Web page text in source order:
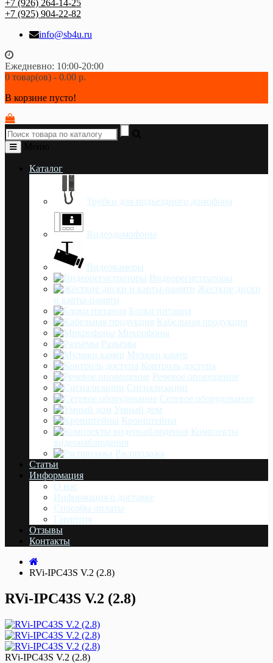
+7 (926) 264-14-25
+7 (925) 904-22-82
info@sb4u.ru
Ежедневно: 10:00-20:00
0 товар(ов) - 0.00 р.
В корзине пусто!
Каталог
Трубки для подъездного домофона
Видеодомофоны
Видеокамеры
Видеорегистраторы
Жёсткие диски
и карты-памяти
Блоки питания
Кабельная продукция
Микрофоны
Разъёмы
Муляжи камер
Контроль доступа
Речевое оповещение
Сигнализации
Сетевое оборудование
Умный дом
Кронштейны
Комплекты
видеонаблюдения
Распродажа
Статьи
Информация
О нас
Информация о доставке
Cпособы оплаты
Гарантия
Отзывы
Контакты
RVi-IPC43S V.2 (2.8)
RVi-IPC43S V.2 (2.8)
RVi-IPC43S V.2 (2.8)